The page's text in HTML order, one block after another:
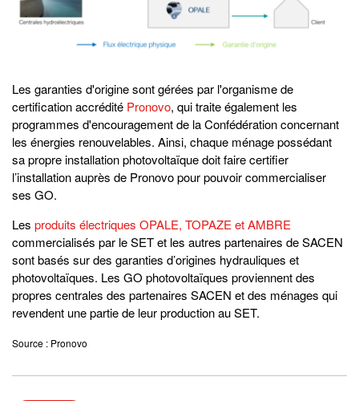
Les garanties d'origine sont gérées par l'organisme de
certification accrédité Pronovo, qui traite également les
programmes d'encouragement de la Confédération concernant
les énergies renouvelables. Ainsi, chaque ménage possédant
sa propre installation photovoltaïque doit faire certifier
l’installation auprès de Pronovo pour pouvoir commercialiser
ses GO.
Les produits électriques OPALE, TOPAZE et AMBRE
commercialisés par le SET et les autres partenaires de SACEN
sont basés sur des garanties d’origines hydrauliques et
photovoltaïques. Les GO photovoltaïques proviennent des
propres centrales des partenaires SACEN et des ménages qui
revendent une partie de leur production au SET.
Source : Pronovo